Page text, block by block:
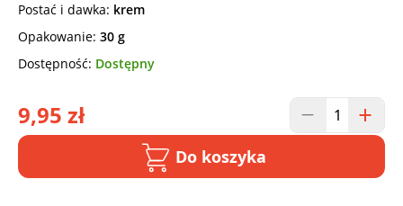
Postać i dawka: krem
Opakowanie: 30 g
Dostępność: Dostępny
9,95 zł
Do koszyka